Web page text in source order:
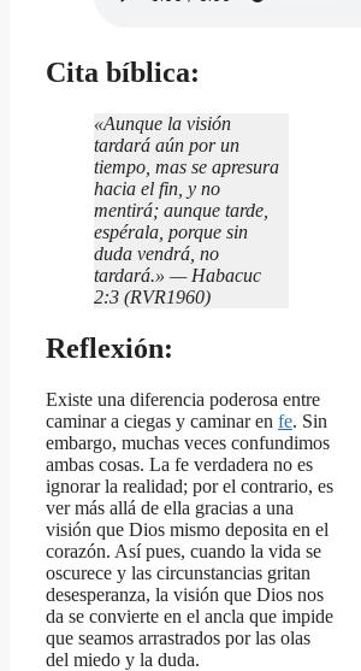
Cita bíblica:
«Aunque la visión
tardará aún por un
tiempo, mas se apresura
hacia el fin, y no
mentirá; aunque tarde,
espérala, porque sin
duda vendrá, no
tardará.» — Habacuc
2:3 (RVR1960)
Reflexión:
Existe una diferencia poderosa entre
caminar a ciegas y caminar en fe. Sin
embargo, muchas veces confundimos
ambas cosas. La fe verdadera no es
ignorar la realidad; por el contrario, es
ver más allá de ella gracias a una
visión que Dios mismo deposita en el
corazón. Así pues, cuando la vida se
oscurece y las circunstancias gritan
desesperanza, la visión que Dios nos
da se convierte en el ancla que impide
que seamos arrastrados por las olas
del miedo y la duda.